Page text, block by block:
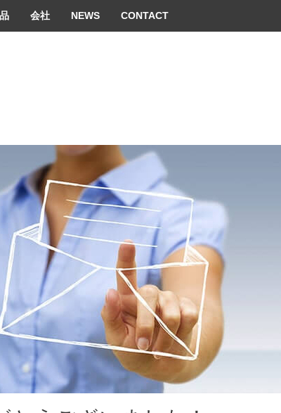
version of this site
会社 NEWS CONTACT